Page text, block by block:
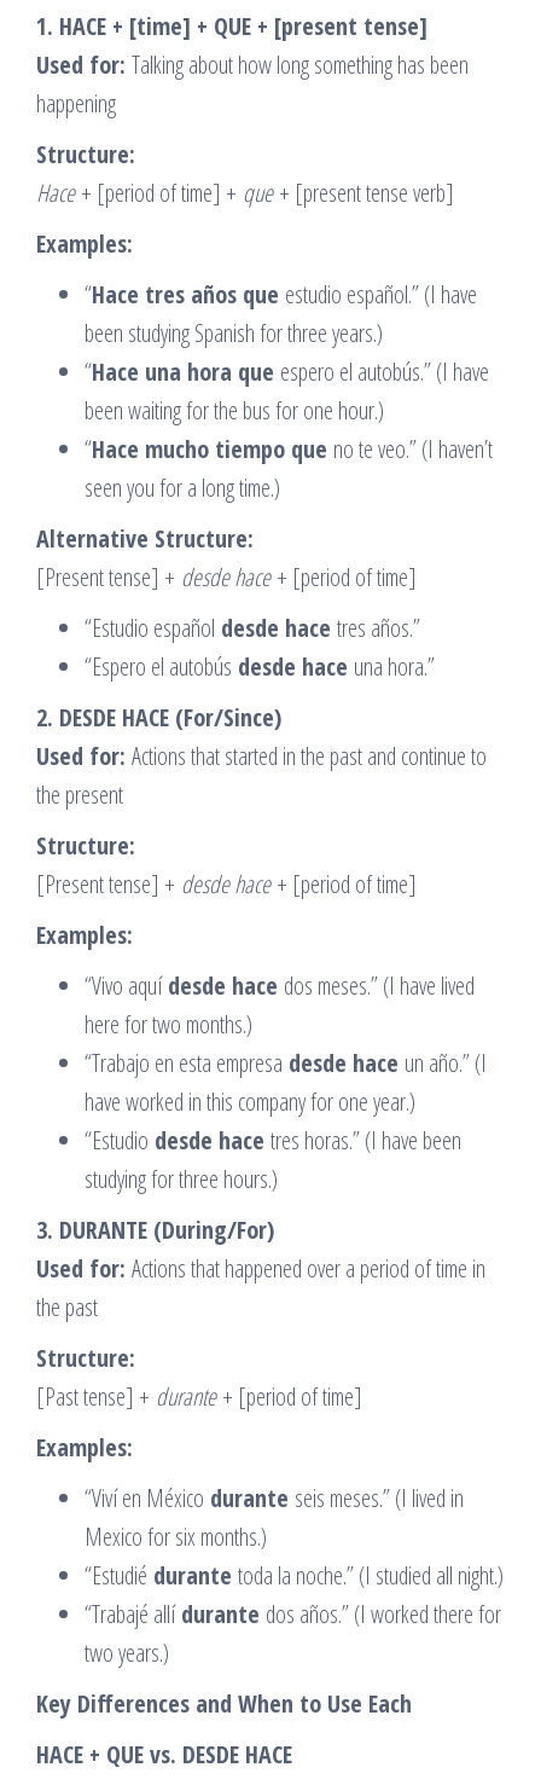
1. HACE + [time] + QUE + [present tense]
Used for: Talking about how long something has been
happening
Structure:
Hace+ [period of time] + que+ [present tense verb]
Examples:
“Hace tres años que estudio español.” (I have
been studying Spanish for three years.)
“Hace una hora que espero el autobús.” (I have
been waiting for the bus for one hour.)
“Hace mucho tiempo que no te veo.” (I haven’t
seen you for a long time.)
Alternative Structure:
[Present tense] + desde hace+ [period of time]
“Estudio español desde hace tres años.”
“Espero el autobús desde hace una hora.”
2. DESDE HACE (For/Since)
Used for: Actions that started in the past and continue to
the present
Structure:
[Present tense] + desde hace+ [period of time]
Examples:
“Vivo aquídesde hace dos meses.” (I have lived
here for two months.)
“Trabajo en esta empresa desde hace un año.” (I
have worked in this company for one year.)
“Estudio desde hace tres horas.” (I have been
studying for three hours.)
3. DURANTE (During/For)
Used for: Actions that happened over a period of time in
the past
Structure:
[Past tense] + durante+ [period of time]
Examples:
“Viví en México durante seis meses.” (I lived in
Mexico for six months.)
“Estudié durante toda la noche.” (I studied all night.)
“Trabajé allídurante dos años.” (I worked there for
two years.)
Key Differences and When to Use Each
HACE + QUE vs. DESDE HACE